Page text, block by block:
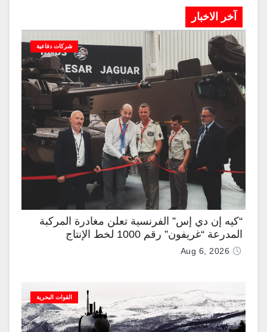
آخر الاخبار
شركات دفاعية
“كيه إن دي إس” الفرنسية تعلن مغادرة المركبة
المدرعة “غريفون” رقم 1000 لخط الإنتاج
Aug 6, 2026
القوات البحرية